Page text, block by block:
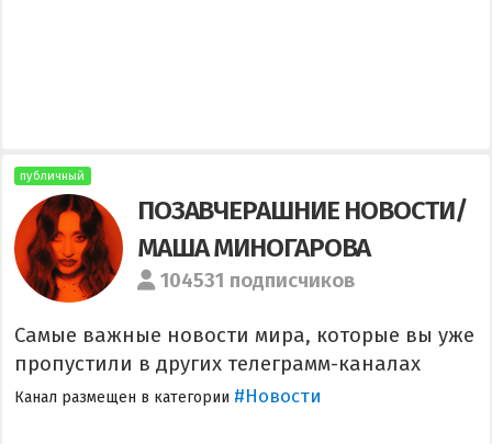
публичный
ПОЗАВЧЕРАШНИЕ НОВОСТИ/
МАША МИНОГАРОВА
104531 подписчиков
Самые важные новости мира, которые вы уже
пропустили в других телеграмм-каналах
Канал размещен в категории #Новости